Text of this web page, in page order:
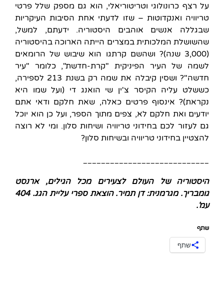
על רצף כרונולוגי וטריטוריאלי, הוא גם מספק שלל פרטי
טריוויה ואנקדוטות – שזו לדעתי אחת הסיבות העיקריות
שבגללה אנשים אוהבים היסטוריה. ידעתם, למשל,
שהשושלת המלכותית במצרים הייתה הארוכה בהיסטוריה
(3,000 שנה)? ושהשם קרתגו הוא שיבוש של הרומאים
לשמה של העיר הפיניקית "קרת-חדשת", כלומר "עיר
חדשה"? ושסין קיבלה את שמה רק בשנת 213 לספירה,
כששלט עליה הקיסר צ'ין שי הואנג די (ועל שמו היא
נקראת)? אינסוף פרטים כאלה, שאת חלקם ודאי אתם
יודעים ואת חלקם לא, צפים מתוך הספר, ועל כן הוא יוכל
גם לעזור לכם בחידוני טריוויה ושיחות סלון. ומי לא רוצה
להצטיין בחידוני טריוויה ובשיחות סלון?
היסטוריה של העולם לצעירים מכל הגילים, ארנסט
גומבריך. מגרמנית: דן תמיר. הוצאת ספרי עליית הגג. 404
עמ'.
שתף
שתף